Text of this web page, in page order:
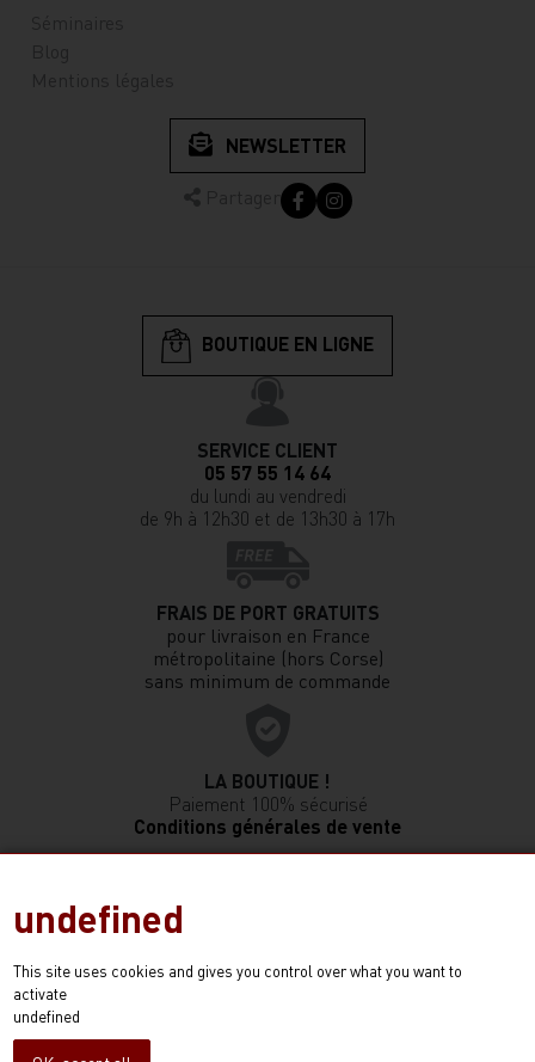
NEWSLETTER
BOUTIQUE EN LIGNE
SERVICE CLIENT
05 57 55 14 64
du lundi au vendredi
de 9h à 12h30 et de 13h30 à 17h
FRAIS DE PORT GRATUITS
pour livraison en France
métropolitaine (hors Corse)
sans minimum de commande
LA BOUTIQUE !
Paiement 100% sécurisé
Conditions générales de vente
CONSOMMER AVEC MODÉRATION
undefined
This site uses cookies and gives you control over what you want to
activate
undefined